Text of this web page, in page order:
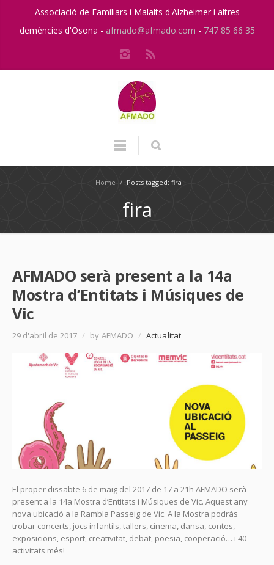
Associació de Familiars i Malalts d'Alzheimer i altres
demències d'Osona - afmado@afmado.com - 747 85 66 35
Home / Posts tagged: fira
fira
AFMADO serà present a la 14a
Mostra d’Entitats i Músiques de
Vic
29 d'abril de 2017 / by AFMADO / Actualitat
El proper dissabte 6 de maig del 2017 de 17 a 21h AFMADO serà
present a la 14a Mostra d’Entitats i Músiques de Vic. Aquest any
nova ubicació a la Rambla Passeig de Vic. A la Mostra podràs
trobar concerts, jocs infantils, tallers, cinema, dansa, contes,
exposicions, esport, creativitat, debat, poesia, cooperació… i 40
activitats més!